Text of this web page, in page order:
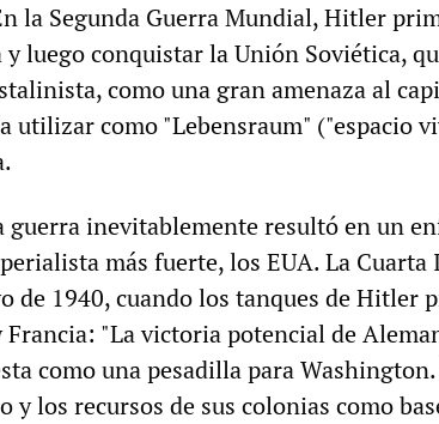
la Segunda Guerra Mundial, Hitler
y luego conquistar la Unión Soviética,
como una gran amenaza al
como "Lebensraum" ("espacio
guerra inevitablemente resultó en un
más fuerte, los EUA. La
de 1940, cuando los tanques de Hitler
Francia: "La victoria potencial de
como una pesadilla para
y los recursos de sus colonias como